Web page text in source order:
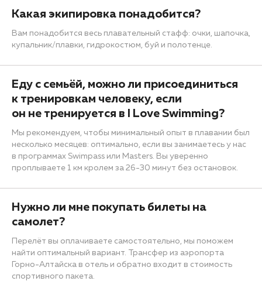
Какая экипировка понадобится?
Вам понадобится весь плавательный стафф: очки, шапочка,
купальник/плавки, гидрокостюм, буй и полотенце.
Еду с семьёй, можно ли присоединиться
к тренировкам человеку, если
он не тренируется в I Love Swimming?
Мы рекомендуем, чтобы минимальный опыт в плавании был
несколько месяцев: оптимально, если вы занимаетесь у нас
в программах Swimpass или Masters. Вы уверенно
проплываете 1 км кролем за 26-30 минут без остановок.
Нужно ли мне покупать билеты на
самолет?
Перелёт вы оплачиваете самостоятельно, мы поможем
найти оптимальный вариант. Трансфер из аэропорта
Горно-Алтайска в отель и обратно входит в стоимость
спортивного пакета.